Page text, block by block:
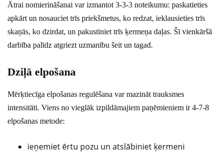
Ātrai nomierināšanai var izmantot 3-3-3 noteikumu: paskatieties
apkārt un nosauciet trīs priekšmetus, ko redzat, ieklausieties trīs
skaņās, ko dzirdat, un pakustiniet trīs ķermeņa daļas. Šī vienkāršā
darbība palīdz atgriezt uzmanību šeit un tagad.
Dziļā elpošana
Mērķtiecīga elpošanas regulēšana var mazināt trauksmes
intensitāti. Viens no vieglāk izpildāmajiem paņēmieniem ir 4-7-8
elpošanas metode:
ieņemiet ērtu pozu un atslābiniet ķermeni